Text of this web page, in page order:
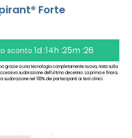
Forte
sconto 1d :14h :25m :25
grazie a una tecnologia completamente nuova, nata sulla
sudorazione dell'ultimo decennio. La prima e finora,
sudorazione nel 100% dei partecipanti ai test clinici.